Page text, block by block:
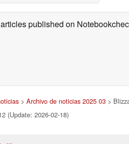
published on
> Archivo de noticias 2025 03 >
(Update: 2026-02-18)